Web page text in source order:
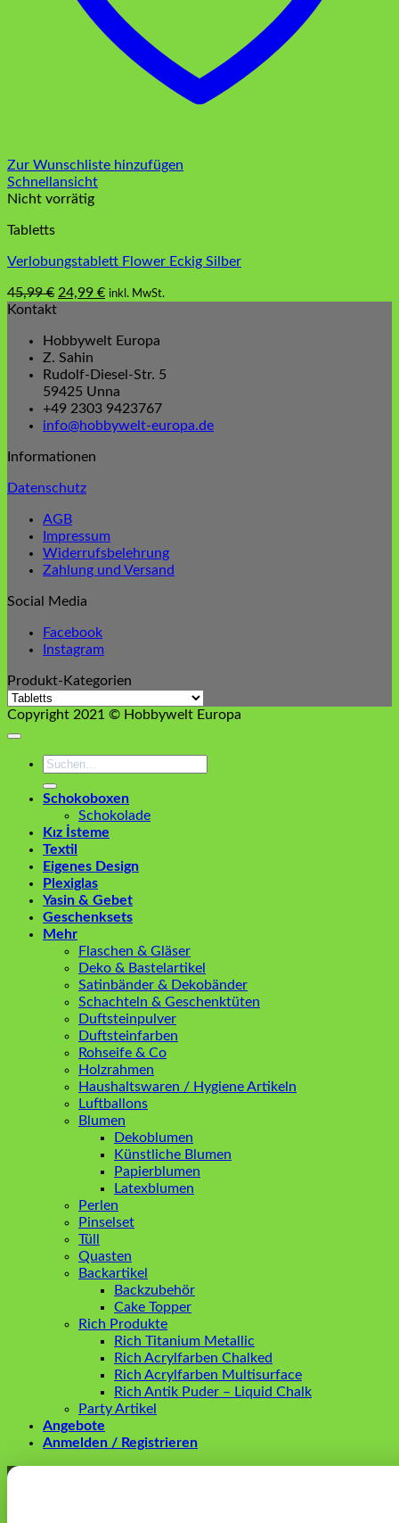
Zur Wunschliste hinzufügen
Schnellansicht
Nicht vorrätig
Tabletts
Verlobungstablett Flower Eckig Silber
45,99€ Ursprünglicher
45,99 €
24,99 €Aktueller
24,99 €.
inkl. MwSt.
Kontakt
Hobbywelt Europa
Z. Sahin
Rudolf-Diesel-Str. 5
59425 Unna
+49 2303 9423767
info@hobbywelt-europa.de
Informationen
Datenschutz
AGB
Impressum
Widerrufsbelehrung
Zahlung und Versand
Social Media
Facebook
Instagram
Produkt-Kategorien
Copyright 2021 © Hobbywelt Europa
Suchen
Schokoboxen
Schokolade
Kız İsteme
Textil
Eigenes Design
Plexiglas
Yasin & Gebet
Geschenksets
Mehr
Flaschen & Gläser
Deko & Bastelartikel
Satinbänder & Dekobänder
Schachteln & Geschenktüten
Duftsteinpulver
Duftsteinfarben
Rohseife & Co
Holzrahmen
Haushaltswaren / Hygiene Artikeln
Luftballons
Blumen
Dekoblumen
Künstliche Blumen
Papierblumen
Latexblumen
Perlen
Pinselset
Tüll
Quasten
Backartikel
Backzubehör
Cake Topper
Rich Produkte
Rich Titanium Metallic
Rich Acrylfarben Chalked
Rich Acrylfarben Multisurface
Rich Antik Puder – Liquid Chalk
Party Artikel
Angebote
Anmelden / Registrieren
Anmelden